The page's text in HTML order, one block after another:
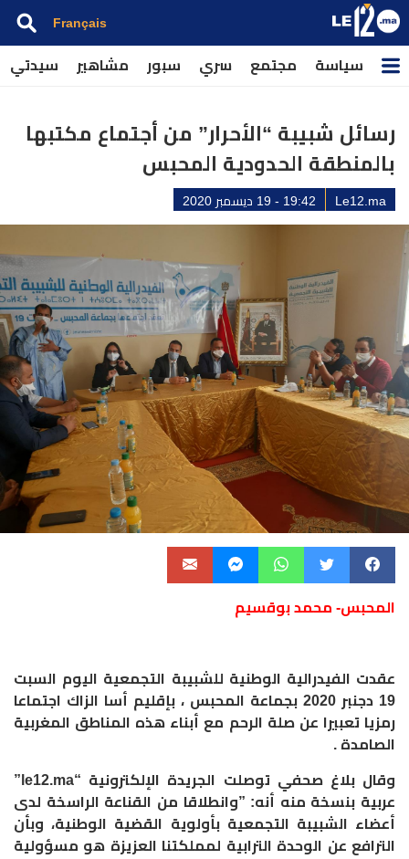
Français
سياسة مجتمع سري سبور مشاهير سيدتي
رسائل شبيبة “الأحرار” من أجتماع مكتبها
بالمنطقة الحدودية المحبس
Le12.ma 19:42 - 19 ديسمبر 2020
المحبس- محمد بوقسيم
عقدت الفيدرالية الوطنية للشبيبة التجمعية اليوم السبت
19 دجنبر 2020 بجماعة المحبس ، بإقليم أسا الزاك اجتماعا
رمزيا تعبيرا عن صلة الرحم مع أبناء هذه المناطق المغربية
الصامدة .
وقال بلاغ صحفي توصلت الجريدة الإلكترونية “le12.ma”
عربية بنسخة منه أنه: ”وانطلاقا من القناعة الراسخة لدى
أعضاء الشبيبة التجمعية بأولوية القضية الوطنية، وبأن
الترافع عن الوحدة الترابية لمملكتنا العزيزة هو مسؤولية